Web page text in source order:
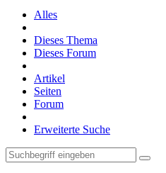
Alles
Dieses Thema
Dieses Forum
Artikel
Seiten
Forum
Erweiterte Suche